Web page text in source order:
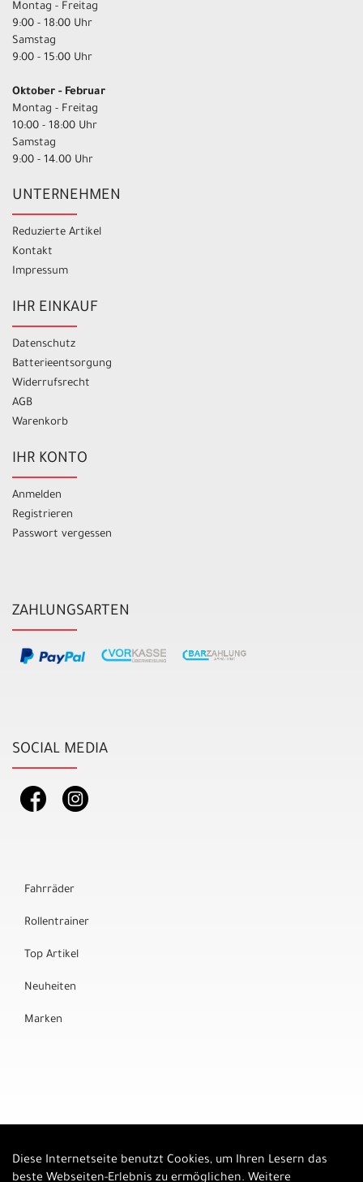
Montag - Freitag
9:00 - 18:00 Uhr
Samstag
9:00 - 15:00 Uhr
Oktober - Februar
Montag - Freitag
10:00 - 18:00 Uhr
Samstag
9:00 - 14.00 Uhr
UNTERNEHMEN
Reduzierte Artikel
Kontakt
Impressum
IHR EINKAUF
Datenschutz
Batterieentsorgung
Widerrufsrecht
AGB
Warenkorb
IHR KONTO
Anmelden
Registrieren
Passwort vergessen
ZAHLUNGSARTEN
SOCIAL MEDIA
Fahrräder
Rollentrainer
Top Artikel
Neuheiten
Marken
Diese Internetseite benutzt Cookies, um Ihren Lesern das
beste Webseiten-Erlebnis zu ermöglichen. Weitere
Auftrag widerrufen